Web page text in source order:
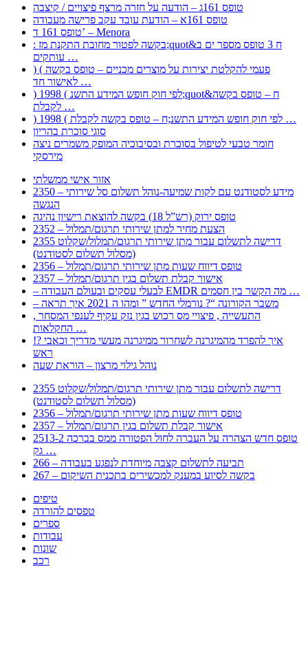
טופס 161ג – הודעה על חזרה מרצף פיצויים / קיצבה
טופס 161א – הודעת עובד עקב פרישה מעבודה
טופס 161 ד’ – Menora
: בקשה לפטור מחובת התקנת מז;quot&ח 3 טופס מספר ים ב
עותקים …
) ( פעמי להקלטת יצירות על מוצרים מכניים – טופס בקשה
לאישור חד …
) 1998 ( לפי חוק חופש המידע התשנ;quot&ח – טופס בקשה
לקבלת …
) 1998 ( לפי חוק חופש המידע התשנ;ח – טופס בקשה לקבלת …
סוגי סוכרת בהריון
חומר טבעי לטיפול בסוכרת ובסיבוכיה המופק משמרים ניצה
מירסקי
אזור אישי ממשלתי
2350 – מידע לסטודנט עם לקות שמיעה-נוהל תשלום סל שירותי
הנגשה
טופס ירוק (רש”ל 18) בקשה להוצאת רישיון נהיגה
2352 – הצעת מחיר למתן שירותי תרגום/תמלול
2355 דרישה לתשלום עבור מתן שירותי תרגום/תמלול/שקלוט
(מסלול תשלום לסטודנט)
2356 – טופס דיווח שעות מתן שירותי תרגום/תמלול
2357 – אישור קבלת תשלום בגין תרגום/תמלול
– לבעלי עסקים ובעולם העבודה EMDR מה הקשר בין חסמים …
– משבר הקורונה “? נורמלי החדש ” ומהו ה 2021 איך תראה
, התעשייה , פיצויי מס רכוש בגין נזק עקיף לענפי המסחר
החקלאות …
!? איך להפרד מהמיגרנה לשחרור ממיגרנה מעשי מדריך וכאבי
ראש
נוהל גילוי מרצון – הוראת שעה
2355 דרישה לתשלום עבור מתן שירותי תרגום/תמלול/שקלוט
(מסלול תשלום לסטודנט)
2356 – טופס דיווח שעות מתן שירותי תרגום/תמלול
2357 – אישור קבלת תשלום בגין תרגום/תמלול
2513-2 טופס חדש הצהרה על העברה לחול הפטורה ממס בברכה
גק …
266 – תביעה לתשלום קצבה מיוחדת לנפגע בעבודה
267 – בקשה לסיוע במענק למכשירים בתכנית השיקום
טיפים
טפסים להורדה
ספרים
עבודות
שונות
רכב